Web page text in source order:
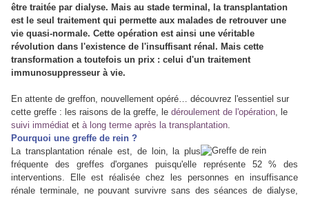
être traitée par dialyse. Mais au stade terminal, la transplantation
est le seul traitement qui permette aux malades de retrouver une
vie quasi-normale. Cette opération est ainsi une véritable
révolution dans l'existence de l'insuffisant rénal. Mais cette
transformation a toutefois un prix : celui d'un traitement
immunosuppresseur à vie.
En attente de greffon, nouvellement opéré… découvrez l'essentiel sur
cette greffe : les raisons de la greffe, le déroulement de l'opération , le
suivi immédiat et à long terme après la transplantation
Pourquoi une greffe de rein ?
La transplantation rénale est, de loin, la plus
fréquente des greffes d'organes puisqu'elle représente 52 % des
interventions. Elle est réalisée chez les personnes en insuffisance
rénale terminale, ne pouvant survivre sans des séances de dialyse,